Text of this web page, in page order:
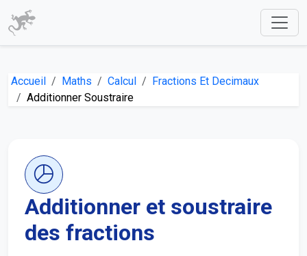
Accueil Maths Calcul
Fractions Et Decimaux
Additionner Soustraire
Additionner et soustraire
des fractions